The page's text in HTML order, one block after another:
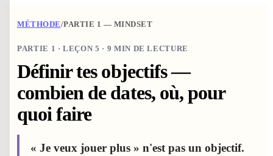
MÉTHODE/PARTIE 1 — MINDSET
PARTIE 1 · LEÇON 5 · 9 MIN DE LECTURE
Définir tes objectifs —
combien de dates, où, pour
quoi faire
« Je veux jouer plus » n'est pas un objectif.